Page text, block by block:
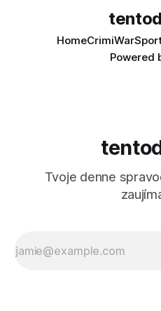
HomeCrimiWar
Powered
Tvoje denne